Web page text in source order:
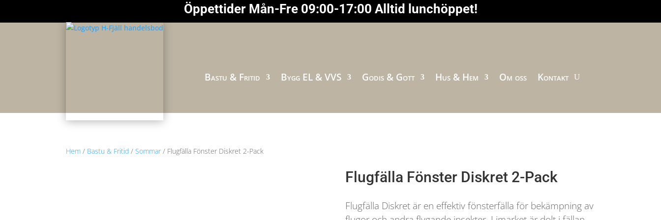
Öppettider Mån-Fre 09:00-17:00 Alltid lunchöppet!
Bastu & Fritid Bygg EL & VVS Godis & Gott Hus & Hem Om oss Kontakt
Hem / Bastu & Fritid / Sommar/ Flugfälla Fönster Diskret 2-Pack
Flugfälla Fönster Diskret 2-Pack
Flugfälla Diskret är en effektiv fönsterfälla för bekämpning av